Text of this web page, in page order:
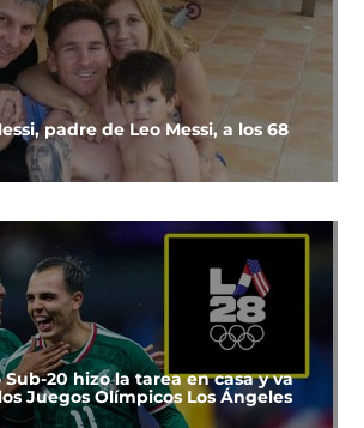
padre de Leo Messi, a los 68
20 hizo la tarea en casa y va
Juegos Olímpicos Los Ángeles